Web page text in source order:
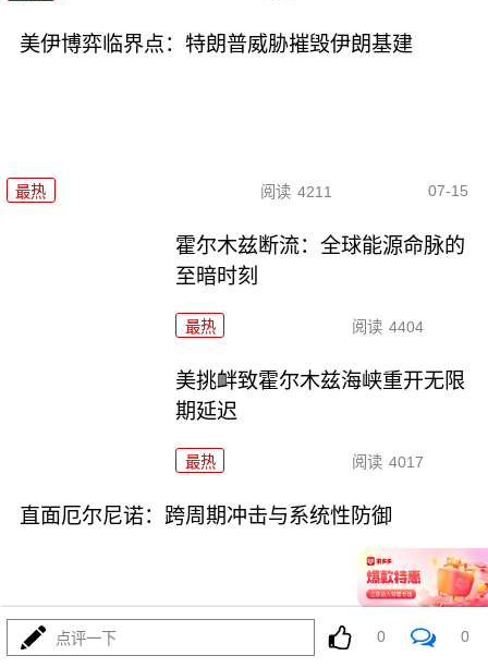
美伊博弈临界点：特朗普威胁摧毁伊朗基建
最热 阅读 4211 07-15
霍尔木兹断流：全球能源命脉的
至暗时刻
最热 阅读 4404
美挑衅致霍尔木兹海峡重开无限
期延迟
最热 阅读 4017
直面厄尔尼诺：跨周期冲击与系统性防御
点评一下 0 0